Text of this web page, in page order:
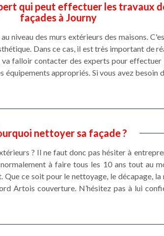
qui peut effectuer les travaux
façades à Journy
niveau des murs extérieurs des maisons.
Dans ce cas, il est très important de
falloir contacter des experts pour
équipements appropriés. Si vous avez besoin
nettoyer sa façade ?
? Il ne faut donc pas hésiter à
à faire tous les 10 ans tout au
ce soit pour le nettoyage, le décapage,
Artois couverture. N’hésitez pas à lui